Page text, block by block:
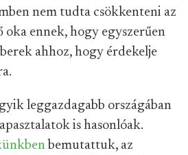
nem tudta csökkenteni az
oka ennek, hogy egyszerűen
ahhoz, hogy érdekelje
leggazdagabb országában
is hasonlóak.
bemutattuk, az